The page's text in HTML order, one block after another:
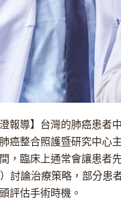
報導】台灣的肺癌患
癌整合照護暨研究中心
，臨床上通常會讓患
討論治療策略，部分患
評估手術時機。